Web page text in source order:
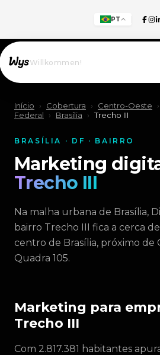
PT
Willkommen!
Início › Cobertura › Centro-Oeste ›
Federal
› Brasília › Trecho III
BRASÍLIA · DF · BAIRRO
Marketing
Trecho III
Na malha urbana de Brasília,
bairro Trecho III fica a cerca
centro de Brasília, próximo de
Quadra 105.
Marketing para
Trecho III
Com 2.817.381 habitantes